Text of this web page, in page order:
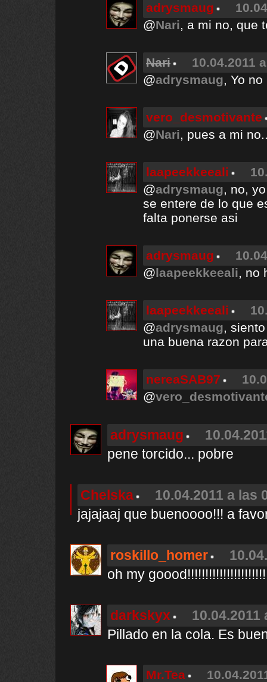
adrysmaug
@Nari, a mi no, que
Nari
10.04.2011
@adrysmaug, Yo
vero_desmotivante
@Nari, pues a mi
laapeekkeeali
@adrysmaug, no,
se entere de lo que
falta ponerse asi
adrysmaug
@laapeekkeeali, no
laapeekkeeali
@adrysmaug,
una buena razon
nereaSAB97
@
adrysmaug
pene torcido... pobre
Chelska
10.04.2011 a las
jajajaaj que buenoooo!!! a
roskillo_homer
oh my
darkskyx
10.04.2011
Pillado en la cola. Es
Mr.Tea